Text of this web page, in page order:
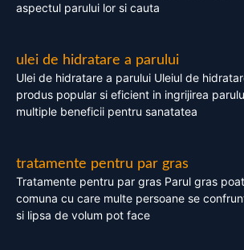
aspectul parului lor si cauta
ulei de hidratare a parului
Ulei de hidratare a parului Uleiul de
produs popular si eficient in ingrijirea
multiple beneficii pentru sanatatea
tratamente pentru par gras
Tratamente pentru par gras Parul gras
comuna cu care multe persoane se
si lipsa de volum pot face